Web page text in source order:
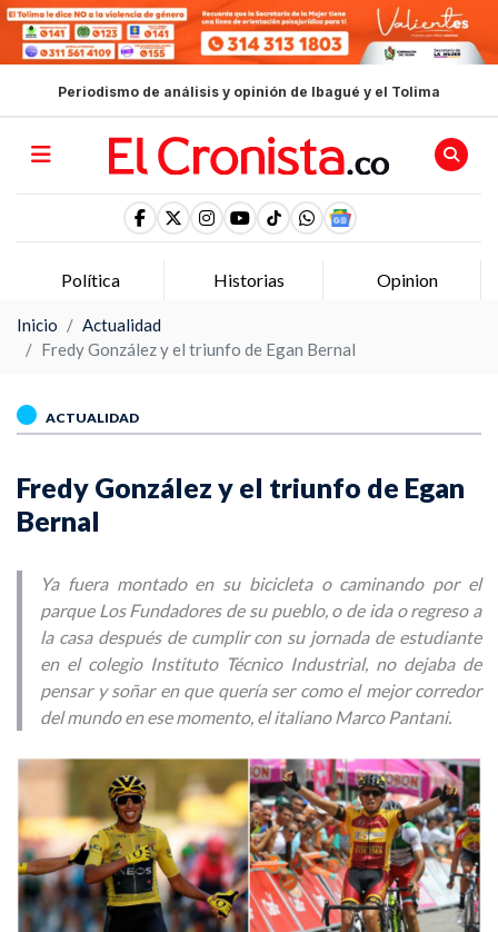
Periodismo de análisis y opinión de Ibagué y el Tolima
Política Historias Opinion
Inicio
Actualidad
Fredy González y el triunfo de Egan Bernal
ACTUALIDAD
Fredy González y el triunfo de Egan
Bernal
Ya fuera montado en su bicicleta o caminando por el
parque Los Fundadores de su pueblo, o de ida o regreso a
la casa después de cumplir con su jornada de estudiante
en el colegio Instituto Técnico Industrial, no dejaba de
pensar y soñar en que quería ser como el mejor corredor
del mundo en ese momento, el italiano Marco Pantani.